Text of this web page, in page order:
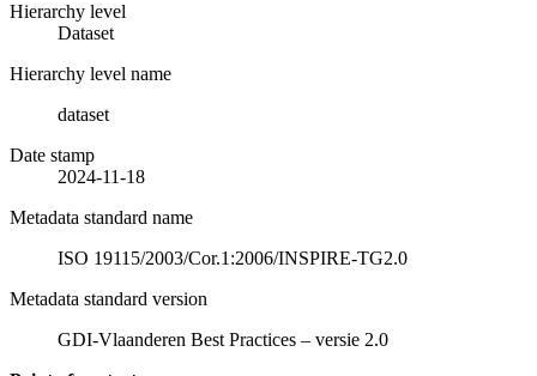
Hierarchy level
Dataset
Hierarchy level name
dataset
Date stamp
2024-11-18
Metadata standard name
ISO 19115/2003/Cor.1:2006/INSPIRE-TG2.0
Metadata standard version
GDI-Vlaanderen Best Practices – versie 2.0